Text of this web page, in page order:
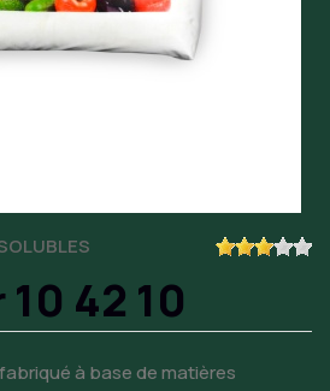
10 42 10
fabriqué à base de matières